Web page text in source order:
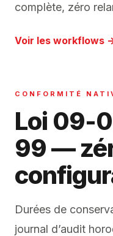
complète, zéro
Voir les workflows
CONFORMITÉ
Loi 09-
99 —
Durées de
journal d’audit